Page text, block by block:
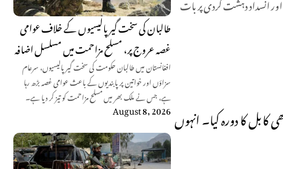
طالبان کی سخت گیر پالیسیوں کے خلاف عوامی
غصہ عروج پر، مسلح مزاحمت میں مسلسل اضافہ
افغانستان میں طالبان حکومت کی سخت گیر پالیسیوں، سرعام
سزاؤں اور خواتین پر پابندیوں کے باعث عوامی غصہ بڑھ رہا
ہے، جس نے ملک بھر میں مسلح مزاحمت کو تیز کر دیا ہے۔
August 8, 2026کا دورہ کیا۔ انہوں